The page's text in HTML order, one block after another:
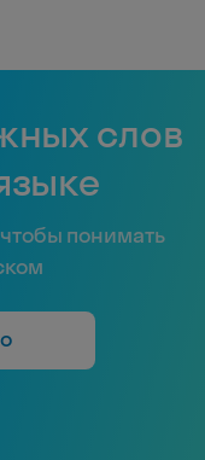
слов
понимать